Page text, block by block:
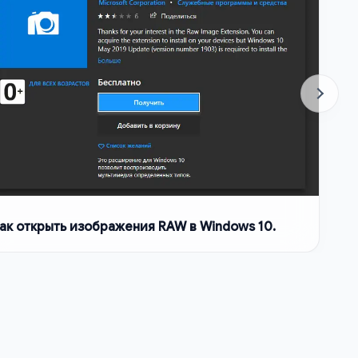
открыть изображения RAW в Windows 10.